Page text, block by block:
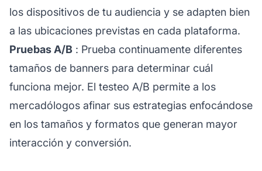
los dispositivos de tu audiencia y se adapten bien
a las ubicaciones previstas en cada plataforma.
Pruebas A/B : Prueba continuamente diferentes
tamaños de banners para determinar cuál
funciona mejor. El testeo A/B permite a los
mercadólogos afinar sus estrategias enfocándose
en los tamaños y formatos que generan mayor
interacción y conversión.